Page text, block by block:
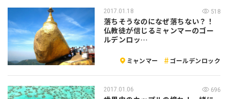
2017.01.18 518
落ちそうなのになぜ落ちない？！
仏教徒が信じるミャンマーのゴー
ルデンロッ…
ミャンマー ゴールデンロック
2017.01.06 696